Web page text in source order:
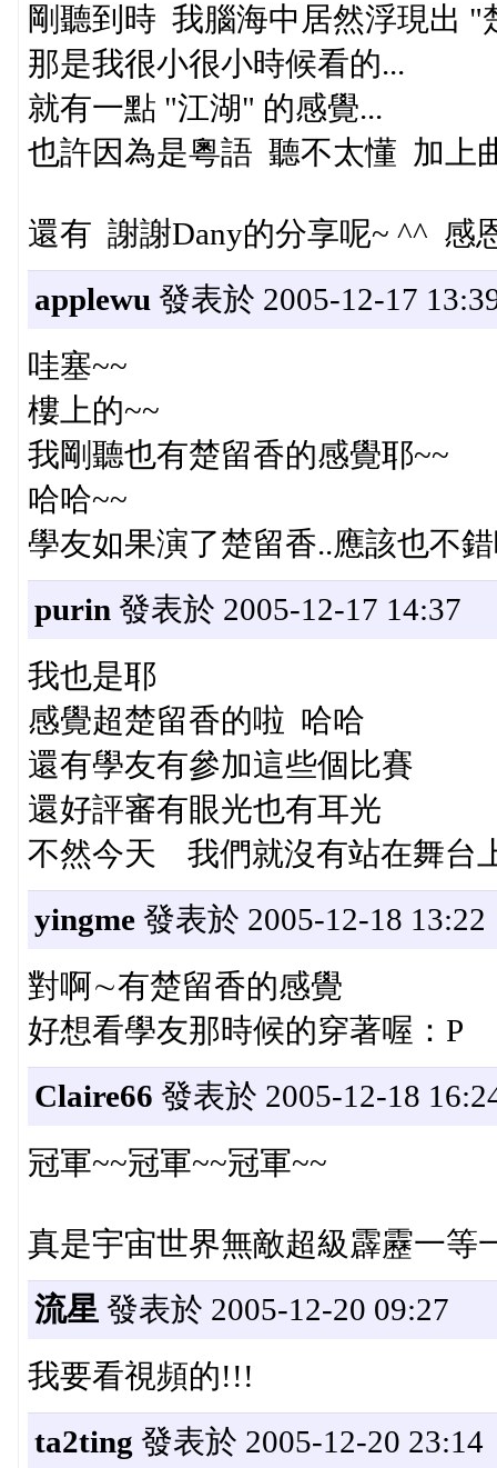
剛聽到時 我腦海中居然浮現出 "
那是我很小很小時候看的...
就有一點 "江湖" 的感覺...
也許因為是粵語 聽不太懂 加上
還有 謝謝Dany的分享呢~ ^^ 感
applewu 發表於 2005-12-17
哇塞~~
樓上的~~
我剛聽也有楚留香的感覺耶~~
哈哈~~
學友如果演了楚留香..應該也不
purin 發表於 2005-12-17 14:37
我也是耶
感覺超楚留香的啦 哈哈
還有學友有參加這些個比賽
還好評審有眼光也有耳光
不然今天 我們就沒有站在舞台
yingme發表於 2005-12-18 13:22
對啊∼有楚留香的感覺
好想看學友那時候的穿著喔：P
Claire66 發表於 2005-12-18
冠軍~~冠軍~~冠軍~~
真是宇宙世界無敵超級霹靂一等
流星 發表於 2005-12-20 09:27
我要看視頻的!!!
ta2ting 發表於 2005-12-20 23:14